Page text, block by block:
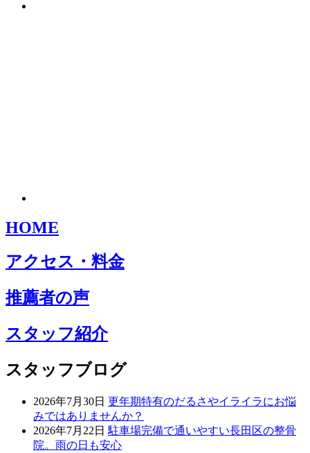
HOME
アクセス・料金
推薦者の声
スタッフ紹介
スタッフブログ
2026年7月30日 更年期特有のだるさやイライラにお悩
みではありませんか？
2026年7月22日 駐車場完備で通いやすい長田区の整骨
院。雨の日も安心